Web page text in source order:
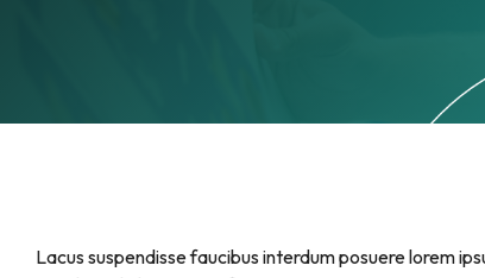
Lacus suspendisse faucibus interdum posuere lorem